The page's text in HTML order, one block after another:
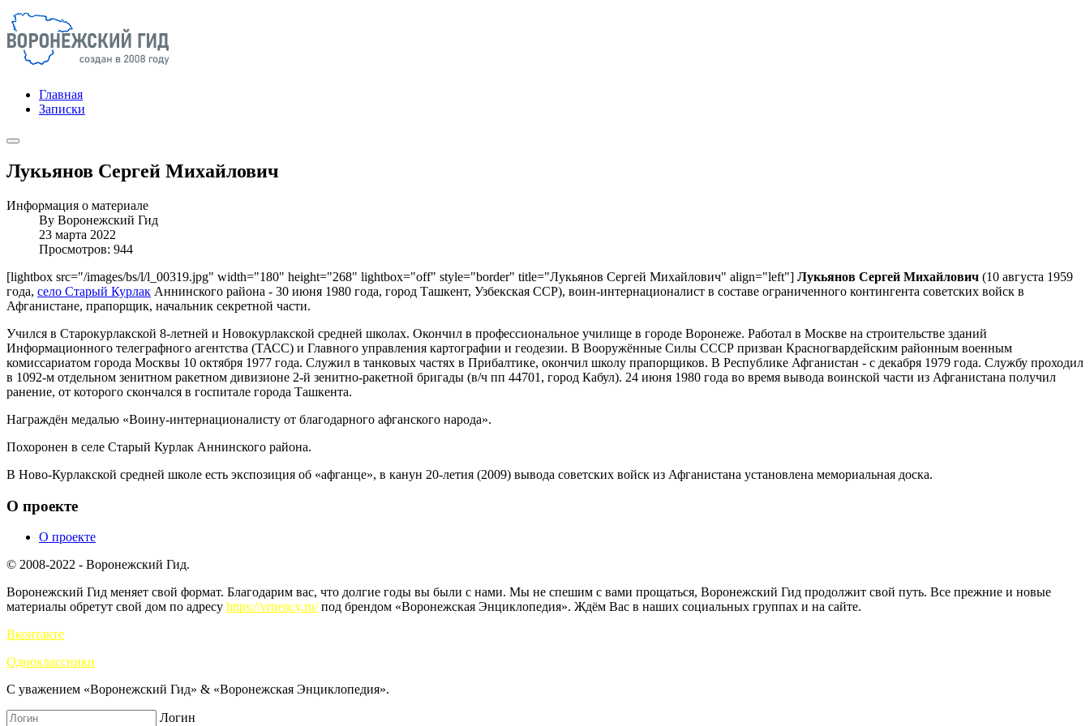
Главная
Записки
Лукьянов Сергей Михайлович
Информация о материале
By Воронежский Гид
23 марта 2022
Просмотров: 944
[lightbox src="/images/bs/l/l_00319.jpg" width="180" height="268" lightbox="off" style="border" title="Лукьянов Сергей Михайлович" align="left"] Лукьянов Сергей Михайлович (10 августа 1959
года, село Старый Курлак Аннинского района - 30 июня 1980 года, город Ташкент, Узбекская ССР), воин-интернационалист в составе ограниченного контингента советских войск в
Афганистане, прапорщик, начальник секретной части.
Учился в Старокурлакской 8-летней и Новокурлакской средней школах. Окончил в профессиональное училище в городе Воронеже. Работал в Москве на строительстве зданий
Информационного телеграфного агентства (ТАСС) и Главного управления картографии и геодезии. В Вооружённые Силы СССР призван Красногвардейским районным военным
комиссариатом города Москвы 10 октября 1977 года. Служил в танковых частях в Прибалтике, окончил школу прапорщиков. В Республике Афганистан - с декабря 1979 года. Службу проходил
в 1092-м отдельном зенитном ракетном дивизионе 2-й зенитно-ракетной бригады (в/ч пп 44701, город Кабул). 24 июня 1980 года во время вывода воинской части из Афганистана получил
ранение, от которого скончался в госпитале города Ташкента.
Награждён медалью «Воину-интернационалисту от благодарного афганского народа».
Похоронен в селе Старый Курлак Аннинского района.
В Ново-Курлакской средней школе есть экспозиция об «афганце», в канун 20-летия (2009) вывода советских войск из Афганистана установлена мемориальная доска.
О проекте
О проекте
© 2008-2022 - Воронежский Гид.
Воронежский Гид меняет свой формат. Благодарим вас, что долгие годы вы были с нами. Мы не спешим с вами прощаться, Воронежский Гид продолжит свой путь. Все прежние и новые
материалы обретут свой дом по адресу https://vrnency.ru/под брендом «Воронежская Энциклопедия». Ждём Вас в наших социальных группах и на сайте.
Вконтакте
Одноклассники
С уважением «Воронежский Гид» & «Воронежская Энциклопедия».
Логин